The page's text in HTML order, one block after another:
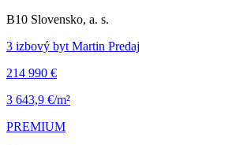
B10 Slovensko, a. s.
3 izbový byt Martin Predaj
214 990 €
3 643,9 €/m²
PREMIUM